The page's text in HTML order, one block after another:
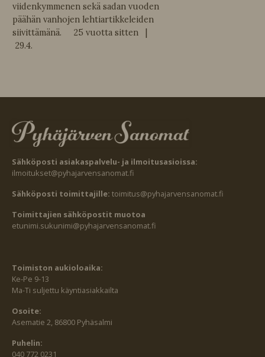
viidenkymmenen sekä sadan vuoden
päähän vanhojen lehtiartikkeleiden
siivittämänä. 25 vuotta sitten |
29.4.
Sähköposti asiakaspalvelu- ja ilmoitusasioissa:
ilmoitukset@pyhajarvensanomat.fi
Sähköposti toimittajille: toimitus@pyhajarvensanomat.fi
Toimittajien sähköpostit muotoa
etunimi.sukunimi@pyhajarvensanomat.fi
Toimiston aukioloaika:
Ke-Pe 9-13
Ma-Ti suljettu käyntiasiakkailta
Osoite:
Asematie 2, 86800 Pyhäsalmi
Puhelin:
040 772 0231